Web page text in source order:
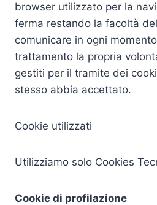
browser utilizzato per la
ferma restando la facoltà
comunicare in ogni
trattamento la propria
gestiti per il tramite dei
stesso abbia accettato.
Cookie utilizzati
Utilizziamo solo Cookies
Cookie di profilazione